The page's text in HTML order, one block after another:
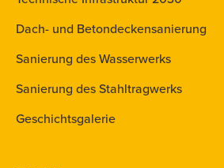
Dach- und Betondeckensanierung
Sanierung des Wasserwerks
Sanierung des Stahltragwerks
Geschichtsgalerie